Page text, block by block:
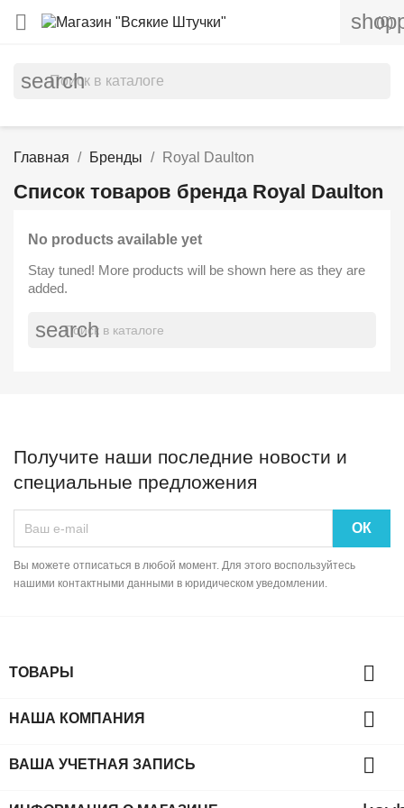
 (0)
search
Главная Бренды Royal Daulton
Список товаров бренда Royal Daulton
No products available yet
Stay tuned! More products will be shown here as they are
added.
search
Получите наши последние новости и
специальные предложения
Вы можете отписаться в любой момент. Для этого воспользуйтесь
нашими контактными данными в юридическом уведомлении.
ТОВАРЫ 
НАША КОМПАНИЯ 
ВАША УЧЕТНАЯ ЗАПИСЬ 